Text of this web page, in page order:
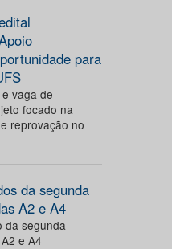
para
vaga de
focado na
reprovação no
da segunda
A2 e A4
da segunda
e A4